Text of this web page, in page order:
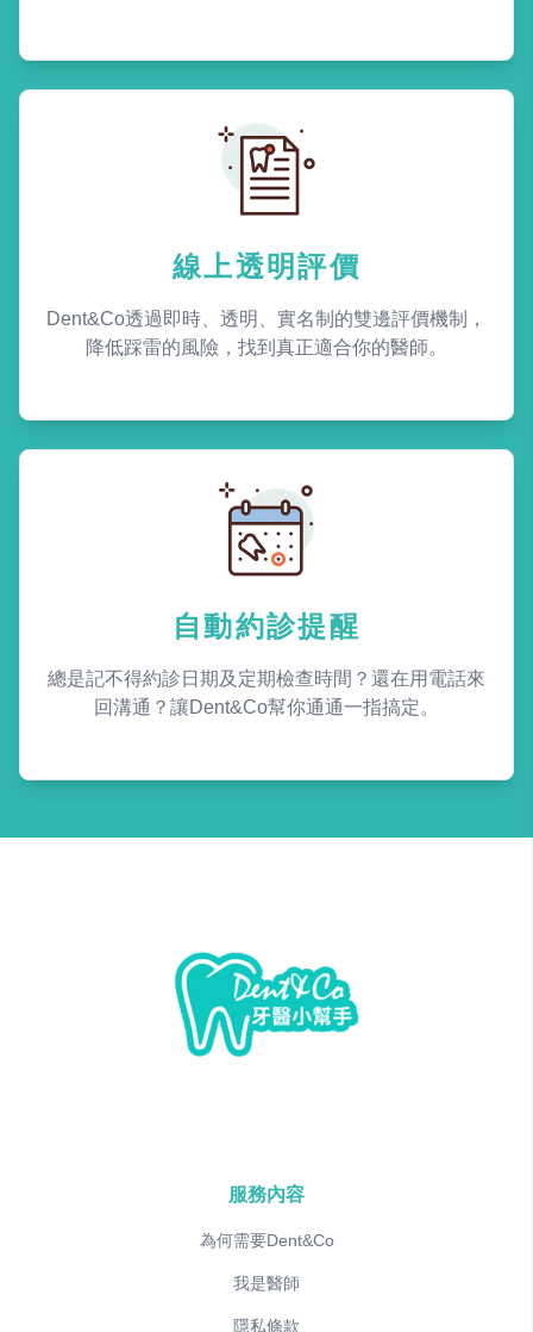
線上透明評價
Dent&Co透過即時、透明、實名制的雙邊評價機制，
降低踩雷的風險，找到真正適合你的醫師。
自動約診提醒
總是記不得約診日期及定期檢查時間？還在用電話來
回溝通？讓Dent&Co幫你通通一指搞定。
服務內容
為何需要Dent&Co
我是醫師
隱私條款